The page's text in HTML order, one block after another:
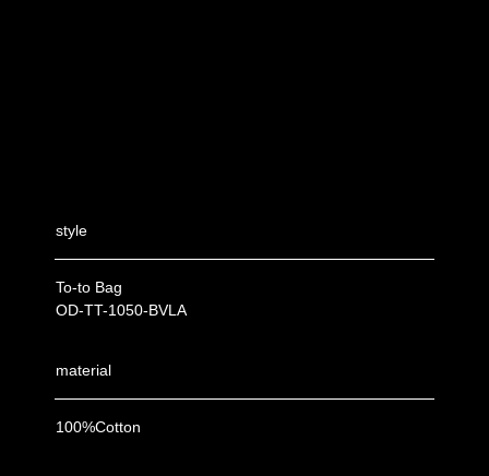
style
To-to Bag
OD-TT-1050-BVLA
material
100%Cotton